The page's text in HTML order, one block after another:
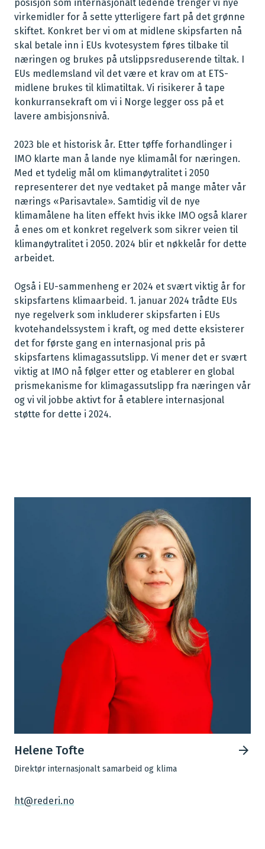
posisjon som internasjonalt ledende trenger vi nye
virkemidler for å sette ytterligere fart på det grønne
skiftet. Konkret ber vi om at midlene skipsfarten nå
skal betale inn i EUs kvotesystem føres tilbake til
næringen og brukes på utslippsreduserende tiltak. I
EUs medlemsland vil det være et krav om at ETS-
midlene brukes til klimatiltak. Vi risikerer å tape
konkurransekraft om vi i Norge legger oss på et
lavere ambisjonsnivå.
2023 ble et historisk år. Etter tøffe forhandlinger i
IMO klarte man å lande nye klimamål for næringen.
Med et tydelig mål om klimanøytralitet i 2050
representerer det nye vedtaket på mange måter vår
nærings «Parisavtale». Samtidig vil de nye
klimamålene ha liten effekt hvis ikke IMO også klarer
å enes om et konkret regelverk som sikrer veien til
klimanøytralitet i 2050. 2024 blir et nøkkelår for dette
arbeidet.
Også i EU-sammenheng er 2024 et svært viktig år for
skipsfartens klimaarbeid. 1. januar 2024 trådte EUs
nye regelverk som inkluderer skipsfarten i EUs
kvotehandelssystem i kraft, og med dette eksisterer
det for første gang en internasjonal pris på
skipsfartens klimagassutslipp. Vi mener det er svært
viktig at IMO nå følger etter og etablerer en global
prismekanisme for klimagassutslipp fra næringen vår
og vi vil jobbe aktivt for å etablere internasjonal
støtte for dette i 2024.
Helene Tofte
Direktør internasjonalt samarbeid og klima
ht@rederi.no